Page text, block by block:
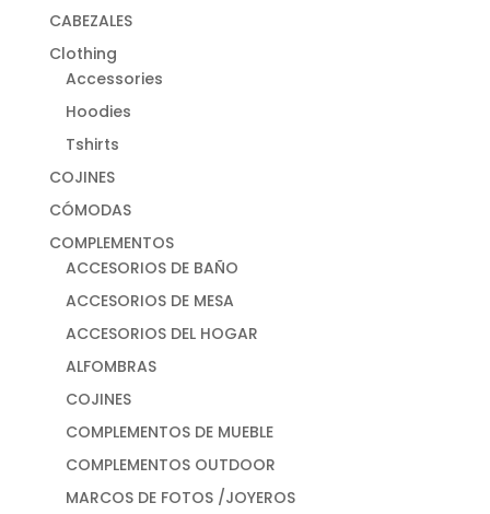
CABEZALES
Clothing
Accessories
Hoodies
Tshirts
COJINES
CÓMODAS
COMPLEMENTOS
ACCESORIOS DE BAÑO
ACCESORIOS DE MESA
ACCESORIOS DEL HOGAR
ALFOMBRAS
COJINES
COMPLEMENTOS DE MUEBLE
COMPLEMENTOS OUTDOOR
MARCOS DE FOTOS /JOYEROS